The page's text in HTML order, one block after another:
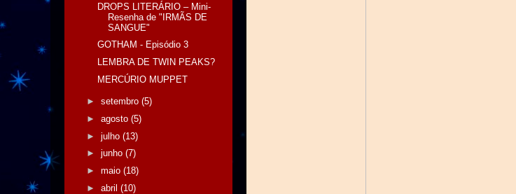
DROPS LITERÁRIO – Mini-
Resenha de "IRMÃS DE
SANGUE"
GOTHAM - Episódio 3
LEMBRA DE TWIN PEAKS?
MERCÚRIO MUPPET
► setembro (5)
► agosto (5)
► julho (13)
► junho (7)
► maio (18)
► abril (10)